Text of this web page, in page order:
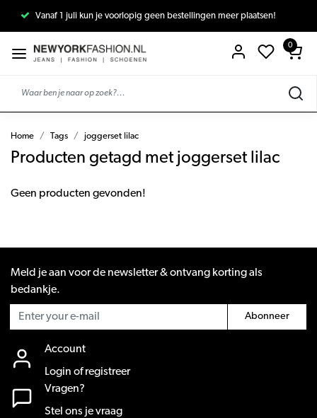
Vanaf 1 juli kun je voorlopig geen bestellingen meer plaatsen!
0
Home Tags joggerset lilac
Producten getagd met joggerset lilac
Geen producten gevonden!
Meld je aan voor de newsletter & ontvang korting als
bedankje.
Abonneer
Account
Login of registreer
Vragen?
Stel ons je vraag